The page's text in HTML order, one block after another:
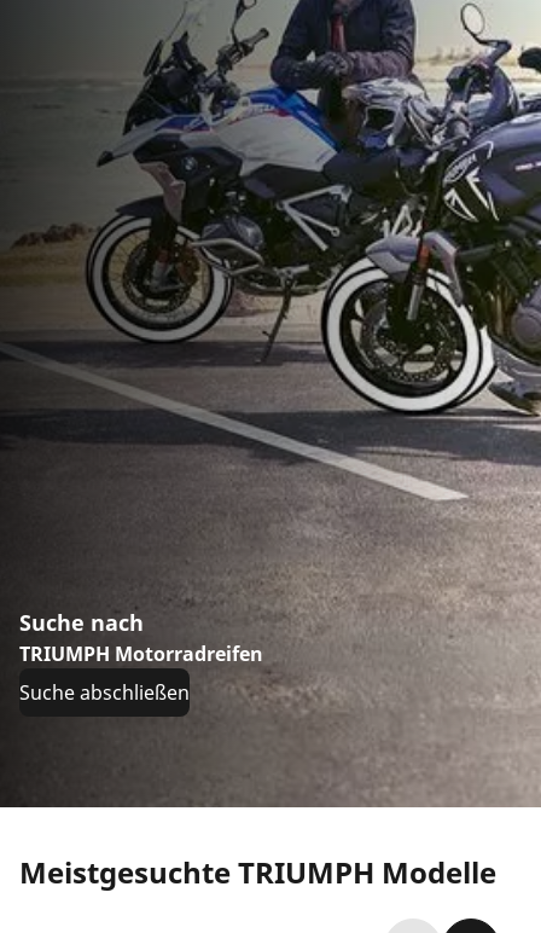
Suche nach
TRIUMPH Motorradreifen
Suche abschließen
Meistgesuchte TRIUMPH Modelle